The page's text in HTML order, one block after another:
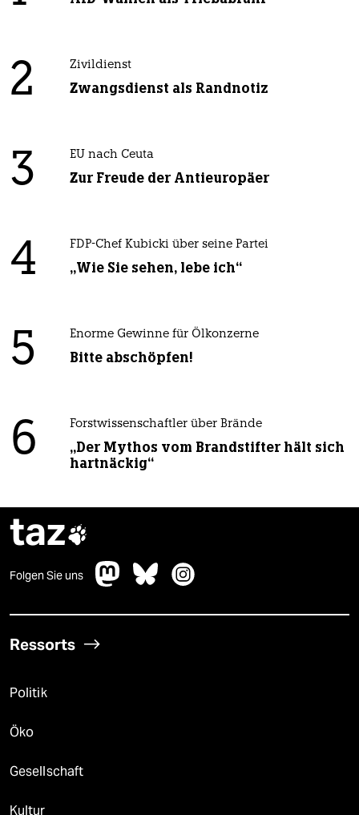
2 Zivildienst
Zwangsdienst als Randnotiz
3 EU nach Ceuta
Zur Freude der Antieuropäer
4 FDP-Chef Kubicki über seine Partei
„Wie Sie sehen, lebe ich“
5 Enorme Gewinne für Ölkonzerne
Bitte abschöpfen!
6 Forstwissenschaftler über Brände
„Der Mythos vom Brandstifter hält sich
hartnäckig“
taz
Folgen Sie uns
Ressorts
Politik
Öko
Gesellschaft
Kultur